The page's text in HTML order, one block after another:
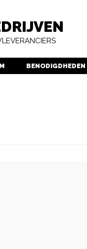
BENODIGDHEDEN